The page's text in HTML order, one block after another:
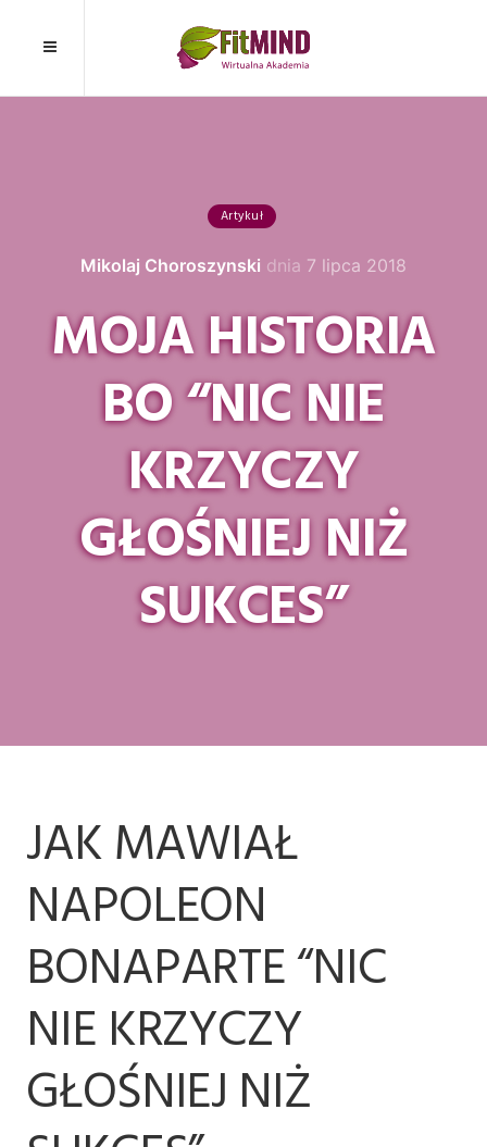
Artykuł
Mikolaj Choroszynski dnia 7 lipca 2018
MOJA HISTORIA
BO “NIC NIE
KRZYCZY
GŁOŚNIEJ NIŻ
SUKCES”
JAK MAWIAŁ
NAPOLEON
BONAPARTE “NIC
NIE KRZYCZY
GŁOŚNIEJ NIŻ